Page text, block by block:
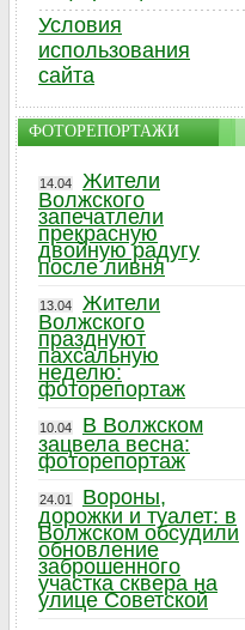
Условия
использования
сайта
ФОТОРЕПОРТАЖИ
14.04
Жители
Волжского
запечатлели
прекрасную
двойную радугу
после ливня
13.04
Жители
Волжского
празднуют
пахсальную
неделю:
фоторепортаж
10.04
В Волжском
зацвела весна:
фоторепортаж
24.01
Вороны,
дорожки и туалет: в
Волжском обсудили
обновление
заброшенного
участка сквера на
улице Советской